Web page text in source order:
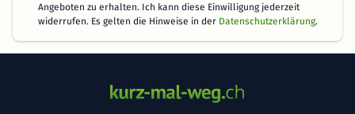
Angeboten zu erhalten. Ich kann diese Einwilligung jederzeit
widerrufen. Es gelten die Hinweise in der Datenschutzerklärung.